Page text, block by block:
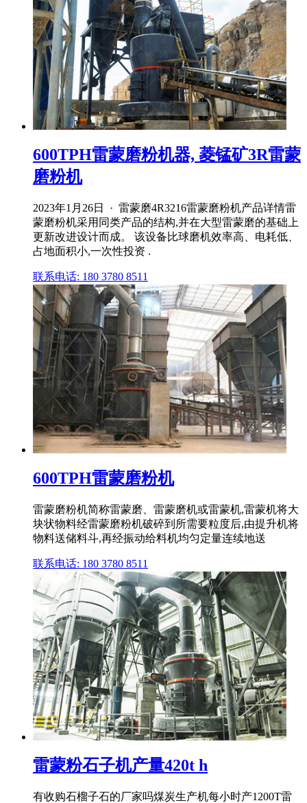
600TPH雷蒙磨粉机器, 菱锰矿3R雷蒙
磨粉机
2023年1月26日 · 雷蒙磨4R3216雷蒙磨粉机产品详情雷
蒙磨粉机采用同类产品的结构,并在大型雷蒙磨的基础上
更新改进设计而成。 该设备比球磨机效率高、电耗低、
占地面积小,一次性投资 .
联系电话: 180 3780 8511
600TPH雷蒙磨粉机
雷蒙磨粉机简称雷蒙磨、雷蒙磨机或雷蒙机,雷蒙机将大
块状物料经雷蒙磨粉机破碎到所需要粒度后,由提升机将
物料送储料斗,再经振动给料机均匀定量连续地送
联系电话: 180 3780 8511
雷蒙粉石子机产量420t h
有收购石榴子石的厂家吗煤炭生产机每小时产1200T雷